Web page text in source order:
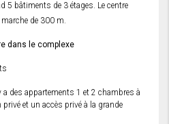
5 bâtiments de 3 étages. Le centre
de 300 m.
dans le complexe
a des appartements 1 et 2 chambres à
et un accès privé à la grande